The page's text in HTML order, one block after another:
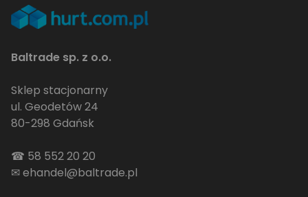
Baltrade sp. z o.o.
Sklep stacjonarny
ul. Geodetów 24
80-298 Gdańsk
☎ 58 552 20 20
✉ehandel@baltrade.pl